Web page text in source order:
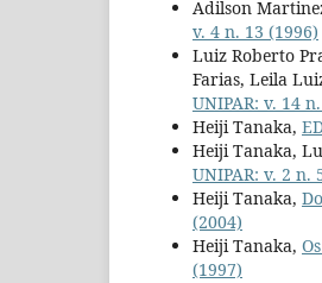
Adilson
v. 4 n. 13 (1996)
Luiz Roberto
Farias, Leila
UNIPAR: v. 14
Heiji Tanaka,
Heiji Tanaka,
UNIPAR: v. 2 n.
Heiji Tanaka,
(2004)
Heiji Tanaka,
(1997)